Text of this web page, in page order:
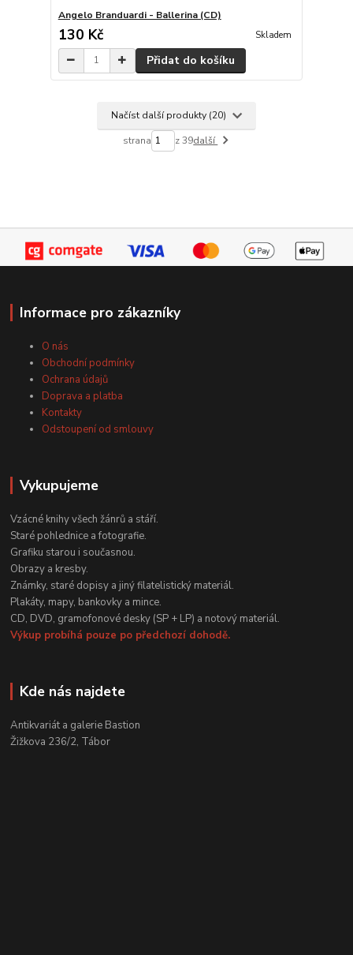
Angelo Branduardi - Ballerina (CD)
130 Kč Skladem
Přidat do košíku
Načíst další produkty (20)
strana z 39další
Informace pro zákazníky
O nás
Obchodní podmínky
Ochrana údajů
Doprava a platba
Kontakty
Odstoupení od smlouvy
Vykupujeme
Vzácné knihy všech žánrů a stáří.
Staré pohlednice a fotografie.
Grafiku starou i současnou.
Obrazy a kresby.
Známky, staré dopisy a jiný filatelistický materiál.
Plakáty, mapy, bankovky a mince.
CD, DVD, gramofonové desky (SP + LP) a notový materiál.
Výkup probíhá pouze po předchozí dohodě.
Kde nás najdete
Antikvariát a galerie Bastion
Žižkova 236/2, Tábor